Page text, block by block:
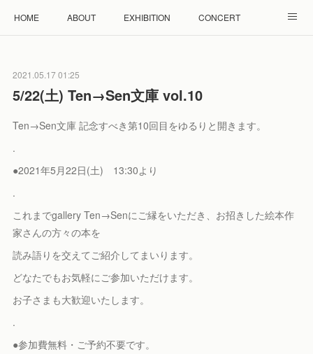
HOME ABOUT EXHIBITION CONCERT
Facebook
2021.05.17 01:25
5/22(土) Ten→Sen文庫 vol.10
Ten→Sen文庫 記念すべき第10回目をゆるりと開きます。
.
●2021年5月22日(土) 13:30より
.
これまでgallery Ten→Senにご縁をいただき、お招きした絵本作
家さんの方々の本を
読み語りを交えてご紹介してまいります。
どなたでもお気軽にご参加いただけます。
お子さまも大歓迎いたします。
.
●参加費無料・ご予約不要です。